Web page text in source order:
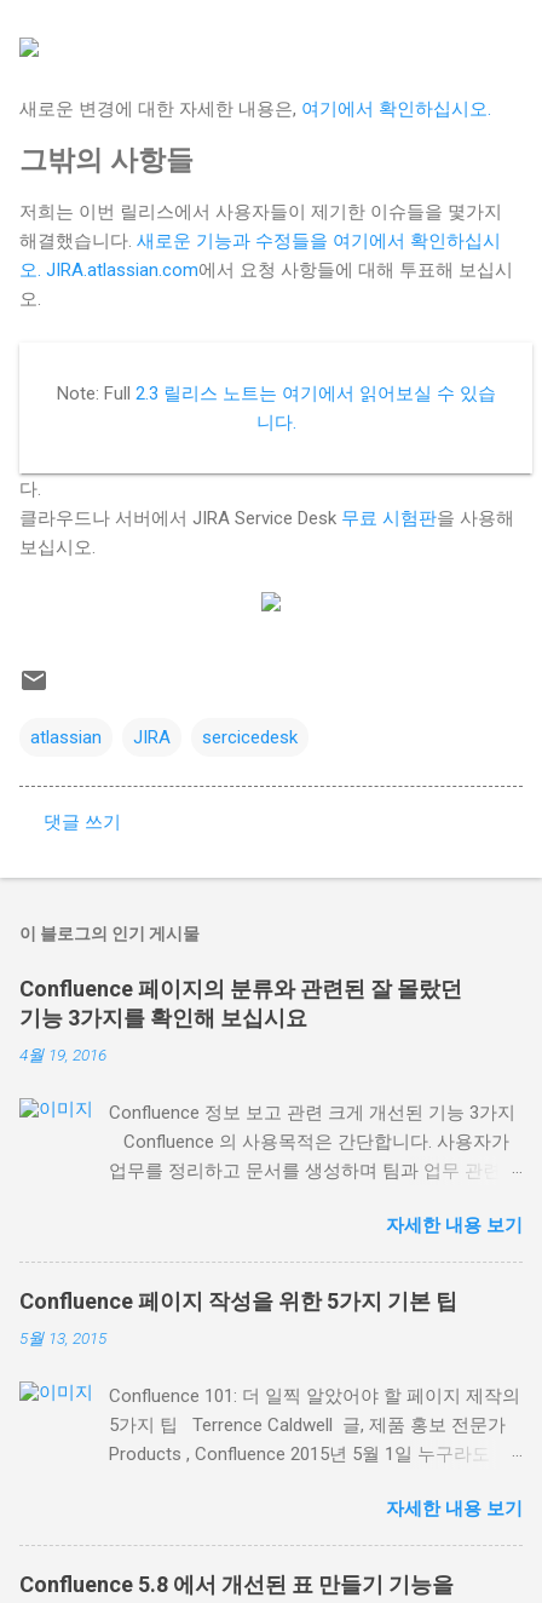
새로운 변경에 대한 자세한 내용은, 여기에서 확인하십시오.
그밖의 사항들
저희는 이번 릴리스에서 사용자들이 제기한 이슈들을 몇가지
해결했습니다. 새로운 기능과 수정들을 여기에서 확인하십시
오. JIRA.atlassian.com에서 요청 사항들에 대해 투표해 보십시
오.
Note: Full 2.3 릴리스 노트는 여기에서 읽어보실 수 있습
니다.
시작할 준비가 되셨습니까?
다.
클라우드나 서버에서 JIRA Service Desk 무료 시험판을 사용해
보십시오.
atlassian JIRA sercicedesk
글
댓글 쓰기
이 블로그의 인기 게시물
Confluence 페이지의 분류와 관련된 잘 몰랐던
기능 3가지를 확인해 보십시요
4월 19, 2016
Confluence 정보 보고 관련 크게 개선된 기능 3가지
Confluence 의 사용목적은 간단합니다. 사용자가
업무를 정리하고 문서를 생성하며 팀과 업무 관련
또는 회사가 접근할 수 있는 한 장소에 모든 업무를
집중화(하고 정리)할 수 있도록 하는 것입니다. 이번
블로그 소식에서는 최근 배포된 Confluence 5.8 에
서 제공되는 기존 매크로 의 크게 개선된 3가지 기
등을 통한 관련 페이지의 정보 표시 레이블 콘텐츠
매크로 ( Content by Label macro ) 는 동일한 페이
지 레이블을 사용해 관련 페이지 목록을 동적으로
더 좋아졌기 때문입니다. 예를 들어, Confluence 내
고객 면담 내용을 기록한 모든 페이지를 레이블 콘
텐츠 매크로를 사용해 목록으로 표시할 수 있습니
자세한 내용 보기
Confluence 페이지 작성을 위한 5가지 기본 팁
5월 13, 2015
Confluence 101: 더 일찍 알았어야 할 페이지 제작의
5가지 팁 Terrence Caldwell 글, 제품 홍보 전문가
Products , Confluence 2015년 5월 1일 누구라도
페이지가 얼마나 강력한지, 그리고 페이지로 컨텐츠
를 만들려면 얼마간의 연습이 필요하다는 것을 아실
겁니다. Confluence를 성공적으로 사용하려면 온라
자세한 내용 보기
Confluence 5.8 에서 개선된 표 만들기 기능을